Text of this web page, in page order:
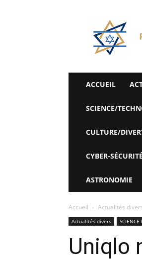
Rak
Be
Israel-
Alyaexpress-
News
ACCUEIL
SCIENCE/
CULTURE/
CYBER-
ASTRONOMIE
Accueil Actualités
Actualités divers SCIENCE
Uniqlo